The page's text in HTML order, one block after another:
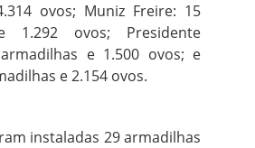
ovos; Muniz Freire: 15
1.292 ovos; Presidente
e 1.500 ovos; e
e 2.154 ovos.
instaladas 29 armadilhas